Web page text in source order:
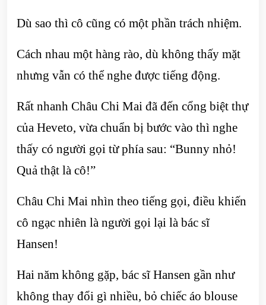
Dù sao thì cô cũng có một phần trách nhiệm.
Cách nhau một hàng rào, dù không thấy mặt
nhưng vẫn có thể nghe được tiếng động.
Rất nhanh Châu Chi Mai đã đến cổng biệt thự
của Heveto, vừa chuẩn bị bước vào thì nghe
thấy có người gọi từ phía sau: “Bunny nhỏ!
Quả thật là cô!”
Châu Chi Mai nhìn theo tiếng gọi, điều khiến
cô ngạc nhiên là người gọi lại là bác sĩ
Hansen!
Hai năm không gặp, bác sĩ Hansen gần như
không thay đổi gì nhiều, bỏ chiếc áo blouse